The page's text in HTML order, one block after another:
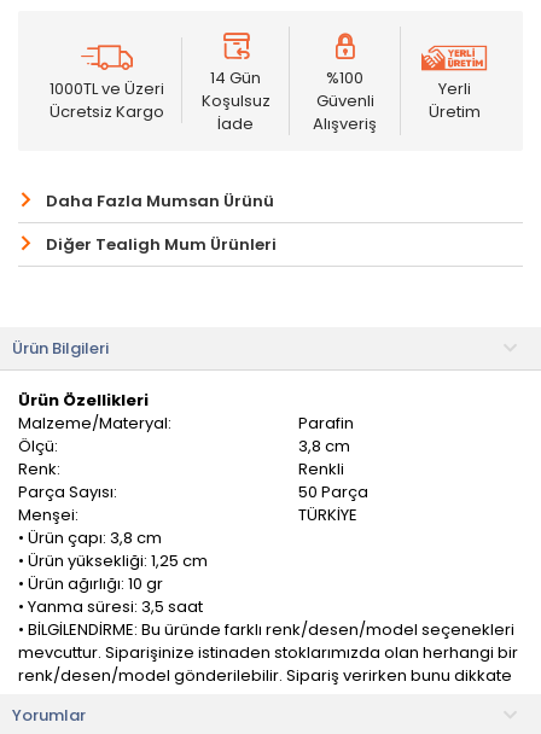
1000TL ve Üzeri
Ücretsiz Kargo
14 Gün
Koşulsuz
İade
%100
Güvenli
Alışveriş
Yerli
Üretim
Daha Fazla Mumsan Ürünü
Diğer Tealigh Mum Ürünleri
Ürün Bilgileri
Ürün Özellikleri
Malzeme/Materyal:
Parafin
Ölçü:
3,8 cm
Renk:
Renkli
Parça Sayısı:
50 Parça
Menşei:
TÜRKİYE
• Ürün çapı: 3,8 cm
• Ürün yüksekliği: 1,25 cm
• Ürün ağırlığı: 10 gr
• Yanma süresi: 3,5 saat
• BİLGİLENDİRME: Bu üründe farklı renk/desen/model seçenekleri
mevcuttur. Siparişinize istinaden stoklarımızda olan herhangi bir
renk/desen/model gönderilebilir. Sipariş verirken bunu dikkate
Yorumlar